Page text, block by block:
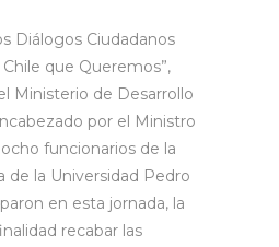
Diálogos Ciudadanos
que Queremos”,
Ministerio de Desarrollo
por el Ministro
funcionarios de la
de la Universidad Pedro
en esta jornada, la
recabar las